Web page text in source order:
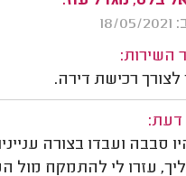
השירות:
לצורך רכישת דירה.
דעת:
סבבה ועבדו בצורה
עזרו לי להתמקח מול